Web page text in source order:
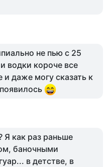
не пью с 25
водки короче все
даже могу сказать к
Я как раз раньше
баночными
в детстве, в